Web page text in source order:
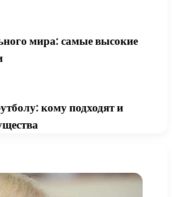
мира: самые высокие
кому подходят и